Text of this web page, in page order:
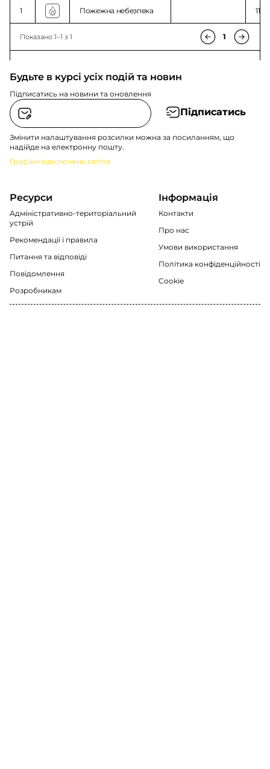
1 Пожежна небезпека
Показано 1–1 з 1 1
Будьте в курсі усіх подій та новин
Підписатись на новини та оновлення
Підписатись
Змінити налаштування розсилки можна за посиланням, що
надійде на електронну пошту.
Графіки відключень світла
Ресурси
Адміністративно-територіальний
устрій
Рекомендації i правила
Питання та відповіді
Повідомлення
Розробникам
Інформація
Контакти
Про нас
Умови використання
Політика конфіденційності
Cookie